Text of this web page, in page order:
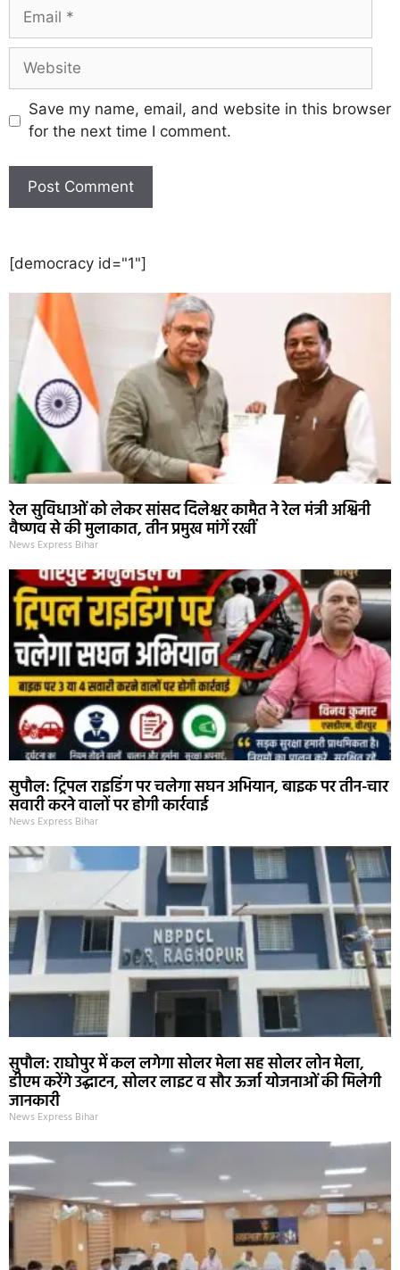
Save my name, email, and website in this browser
for the next time I comment.
[democracy id="1"]
रेल सुविधाओं को लेकर सांसद दिलेश्वर कामैत ने रेल मंत्री अश्विनी
वैष्णव से की मुलाकात, तीन प्रमुख मांगें रखीं
News Express Bihar
सुपौल: ट्रिपल राइडिंग पर चलेगा सघन अभियान, बाइक पर तीन-चार
सवारी करने वालों पर होगी कार्रवाई
News Express Bihar
सुपौल: राघोपुर में कल लगेगा सोलर मेला सह सोलर लोन मेला,
डीएम करेंगे उद्घाटन, सोलर लाइट व सौर ऊर्जा योजनाओं की मिलेगी
जानकारी
News Express Bihar